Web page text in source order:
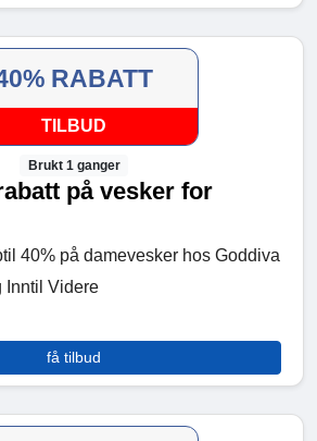
RABATT
TILBUD
Brukt 1 ganger
på vesker for
40% på damevesker hos Goddiva
Inntil Videre
få tilbud